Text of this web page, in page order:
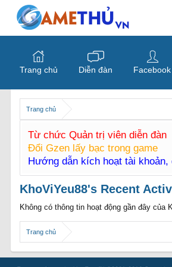
Trang chủ
Từ chức Quản trị viên diễn đàn
Đổi Gzen lấy bạc trong game
Hướng dẫn kích hoạt tài
KhoViYeu88's Recent
Không có thông tin hoạt động gần đây của
Trang chủ
Trang chủ Diễn đàn Facebook